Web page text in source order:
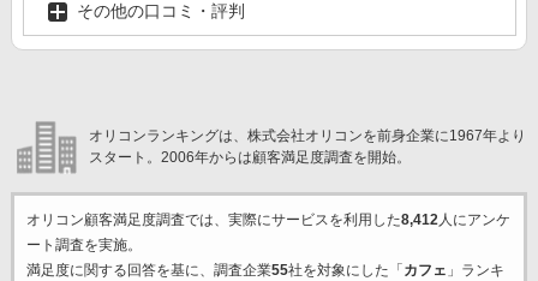
その他の口コミ・評判
オリコンランキングは、株式会社オリコンを前身企業に1967年より
スタート。2006年からは顧客満足度調査を開始。
オリコン顧客満足度調査では、実際にサービスを利用した8,412人にアンケ
ート調査を実施。
満足度に関する回答を基に、調査企業55社を対象にした「 カフェ 」ランキ